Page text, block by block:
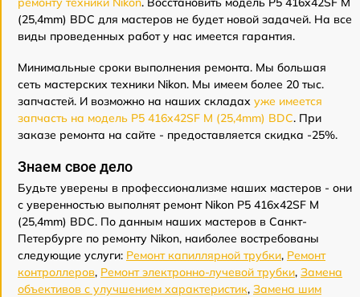
(25,4mm) BDC для мастеров не будет новой задачей. На все
виды проведенных работ у нас имеется гарантия.
Минимальные сроки выполнения ремонта. Мы большая
сеть мастерских техники Nikon. Мы имеем более 20 тыс.
запчастей. И возможно на наших складах уже имеется
запчасть на модель P5 416x42SF M (25,4mm) BDC. При
заказе ремонта на сайте - предоставляется скидка -25%.
Знаем свое дело
Будьте уверены в профессионализме наших мастеров - они
с уверенностью выполнят ремонт Nikon P5 416x42SF M
(25,4mm) BDC. По данным наших мастеров в Санкт-
Петербурге по ремонту Nikon, наиболее востребованы
следующие услуги: Ремонт капиллярной трубки, Ремонт
контроллеров, Ремонт электронно-лучевой трубки, Замена
объективов с улучшением характеристик, Замена шим